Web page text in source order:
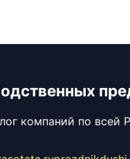
компаний по всей